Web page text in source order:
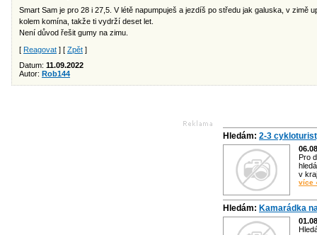
Smart Sam je pro 28 i 27,5. V létě napumpuješ a jezdíš po středu jak galuska, v zimě
kolem komína, takže ti vydrží deset let.
Není důvod řešit gumy na zimu.
[ Reagovat ] [ Zpět ]
Datum: 11.09.2022
Autor: Rob144
Hledám: 2-3
Pro
v
více
Hledám: Kamarádka